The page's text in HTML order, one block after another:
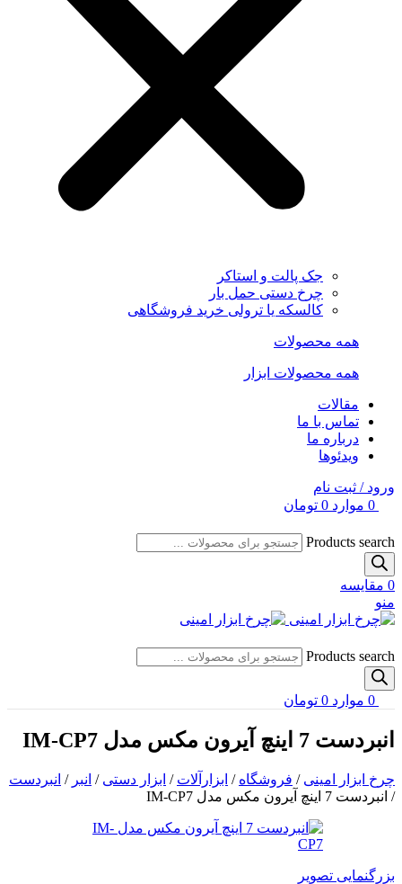
جک پالت و استاکر
چرخ دستی حمل بار
کالسکه یا ترولی خرید فروشگاهی
همه محصولات
همه محصولات ابزار
مقالات
تماس با ما
درباره ما
ویدئوها
ورود / ثبت نام
0 موارد 0 تومان
Products search
0 مقایسه
منو
Products search
0 موارد 0 تومان
انبردست 7 اینچ آیرون مکس مدل IM-CP7
چرخ ابزار امینی / فروشگاه / ابزارآلات / ابزار دستی / انبر / انبردست
/ انبردست 7 اینچ آیرون مکس مدل IM-CP7
بزرگنمایی تصویر